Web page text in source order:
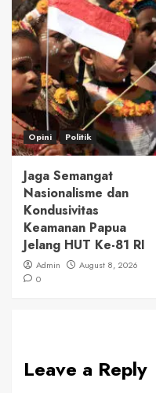
Opini Politik
Jaga Semangat
Nasionalisme dan
Kondusivitas
Keamanan Papua
Jelang HUT Ke-81 RI
Admin
August 8, 2026
0
Leave a Reply